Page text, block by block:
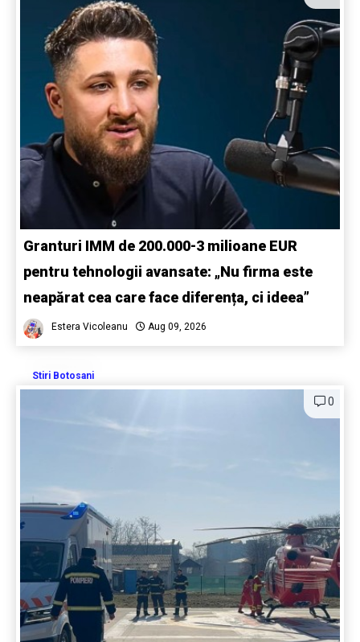
Granturi IMM de 200.000-3 milioane EUR
pentru tehnologii avansate: „Nu firma este
neapărat cea care face diferența, ci ideea”
Estera Vicoleanu Aug 09, 2026
Stiri Botosani
0